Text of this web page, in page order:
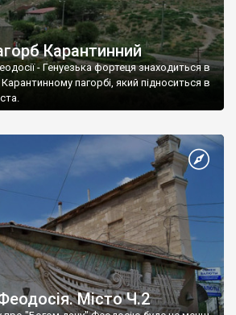
Карантинний
- Генуезька фортеця знаходиться в
пагорбі, який підноситься в
Місто Ч.2